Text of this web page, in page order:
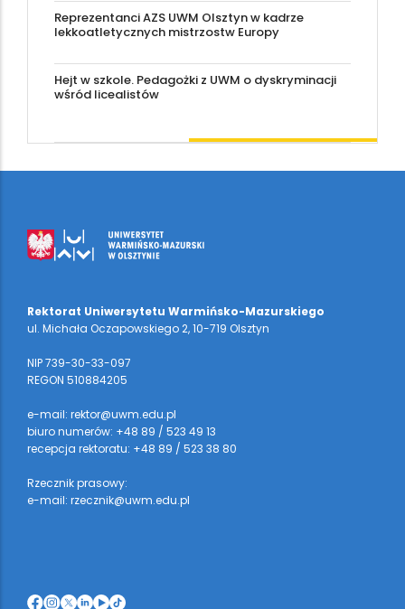
Reprezentanci AZS UWM Olsztyn w kadrze
lekkoatletycznych mistrzostw Europy
Hejt w szkole. Pedagożki z UWM o dyskryminacji
wśród licealistów
Rektorat Uniwersytetu Warmińsko-Mazurskiego
ul. Michała Oczapowskiego 2, 10-719 Olsztyn
NIP 739-30-33-097
REGON 510884205
e-mail: rektor@uwm.edu.pl
biuro numerów: +48 89 / 523 49 13
recepcja rektoratu: +48 89 / 523 38 80
Rzecznik prasowy:
e-mail: rzecznik@uwm.edu.pl